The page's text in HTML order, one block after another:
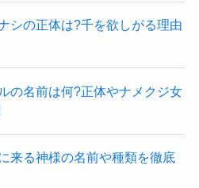
シの正体は?千を欲しがる理由
の名前は何?正体やナメクジ女
来る神様の名前や種類を徹底